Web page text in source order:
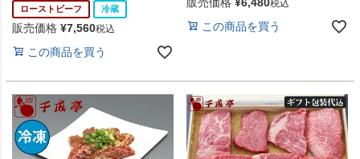
ローストビーフ 冷蔵
販売価格 ¥7,560税込
この商品を買う
税込
この商品を買う